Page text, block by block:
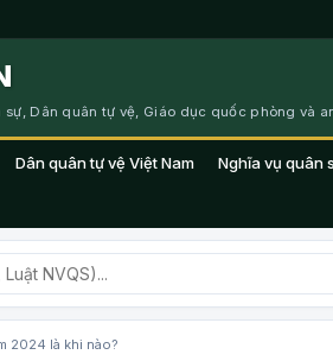
Dân quân tự vệ, Giáo dục quốc phòng và
Dân quân tự vệ Việt Nam Nghĩa vụ quân
2024 là khi nào?